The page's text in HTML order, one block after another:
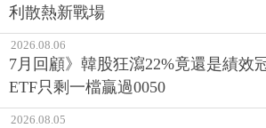
利散熱新戰場
2026.08.06
7月回顧》韓股狂瀉22%竟還是績效
ETF只剩一檔贏過0050
2026.08.05